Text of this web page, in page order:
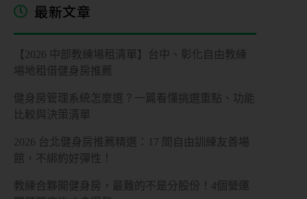
最新文章
【2026 中部教練場租清單】台中、彰化自由教練
場地租借健身房推薦
健身房管理系統怎麼選？一篇看懂挑選重點、功能
比較與決策清單
2026 台北健身房推薦精選：17 間自由訓練友善場
館，不綁約好彈性！
教練合夥開健身房，最難的不是分股份！4個營運